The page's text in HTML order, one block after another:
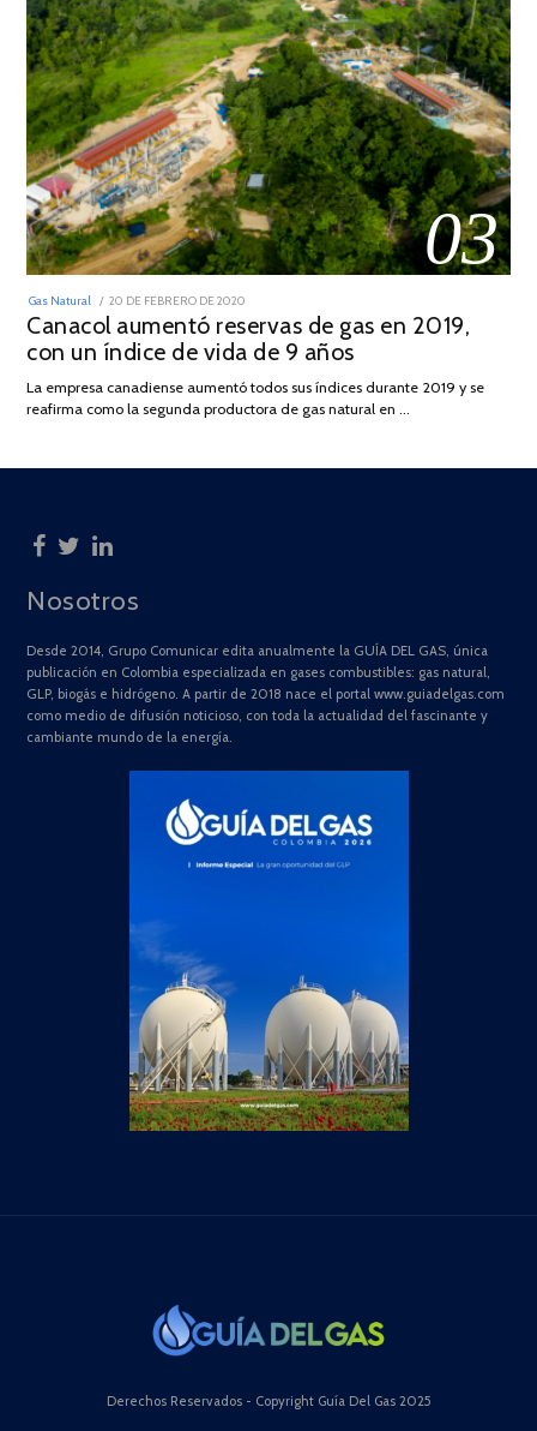
03
Gas Natural
POSTED
ON
20 DE FEBRERO DE 2020
DE
JULIO
DE
Canacol aumentó reservas de gas en 2019,
con un índice de vida de 9 años
La empresa canadiense aumentó todos sus índices durante 2019 y se
reafirma como la segunda productora de gas natural en …
Nosotros
Desde 2014, Grupo Comunicar edita anualmente la GUÍA DEL GAS, única
publicación en Colombia especializada en gases combustibles: gas natural,
GLP, biogás e hidrógeno. A partir de 2018 nace el portal www.guiadelgas.com
como medio de difusión noticioso, con toda la actualidad del fascinante y
cambiante mundo de la energía.
Derechos Reservados - Copyright Guía Del Gas 2025